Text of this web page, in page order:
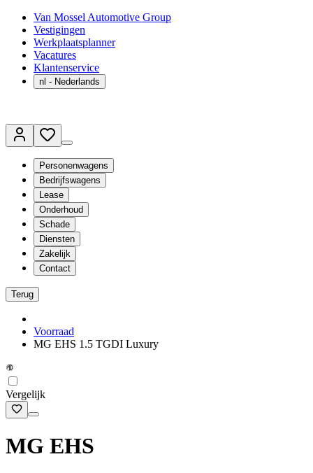
Van Mossel Automotive Group
Vestigingen
Werkplaatsplanner
Vacatures
Klantenservice
nl - Nederlands
Personenwagens
Bedrijfswagens
Lease
Onderhoud
Schade
Diensten
Zakelijk
Contact
Terug
Voorraad
MG EHS 1.5 TGDI Luxury
Vergelijk
MG EHS